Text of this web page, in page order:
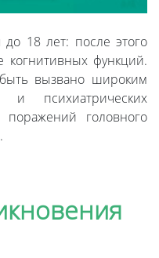
до 18 лет: после этого
когнитивных функций.
вызвано широким
и психиатрических
головного